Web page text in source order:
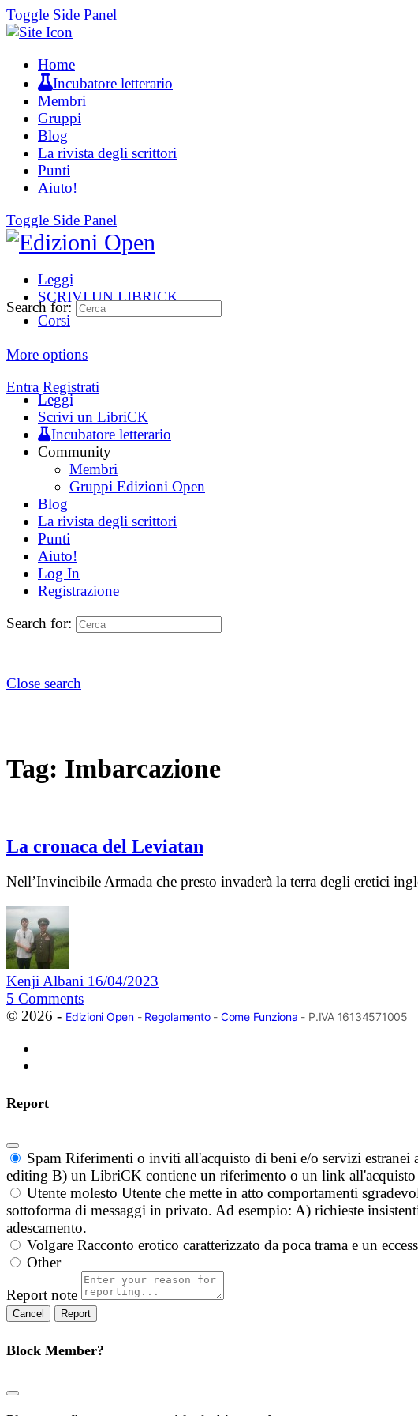
Toggle Side Panel
Home
Incubatore letterario
Membri
Gruppi
Blog
La rivista degli scrittori
Punti
Aiuto!
Toggle Side Panel
Leggi
SCRIVI UN LIBRICK
Corsi
More options
Entra Registrati
Search for:
Leggi
Scrivi un LibriCK
Incubatore letterario
Community
Membri
Gruppi Edizioni Open
Blog
La rivista degli scrittori
Punti
Aiuto!
Log In
Registrazione
Search for:
Close search
Tag: Imbarcazione
La cronaca del Leviatan
Nell’Invincibile Armada che presto invaderà la terra degli eretici
Kenji Albani 16/04/2023
5 Comments
© 2026 - Edizioni Open- Regolamento- Come Funziona - P.IVA 16134571005
Report
Spam Riferimenti o inviti all'acquisto di beni e/o servizi
editing B) un LibriCK contiene un riferimento o un link
Utente molesto Utente che mette in atto comportamenti
sottoforma di messaggi in privato. Ad esempio: A) richieste
adescamento.
Volgare Racconto erotico caratterizzato da poca trama e un
Other
Report note
Report
Block Member?